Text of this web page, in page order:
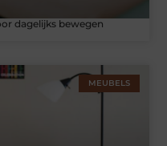
dagelijks bewegen
MEUBELS